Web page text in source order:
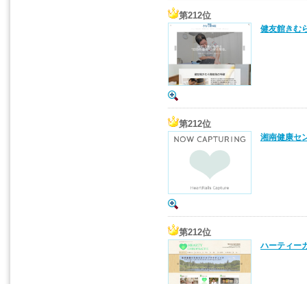
第212位
健友館きむ
第212位
湘南健康セ
第212位
ハーティー